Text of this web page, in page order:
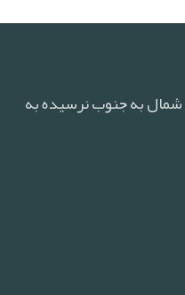
شمال به جنوب نرسیده به